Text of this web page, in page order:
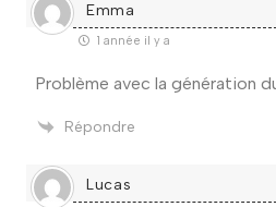
Emma
1 année il y a
Problème avec la génération
Répondre
Lucas